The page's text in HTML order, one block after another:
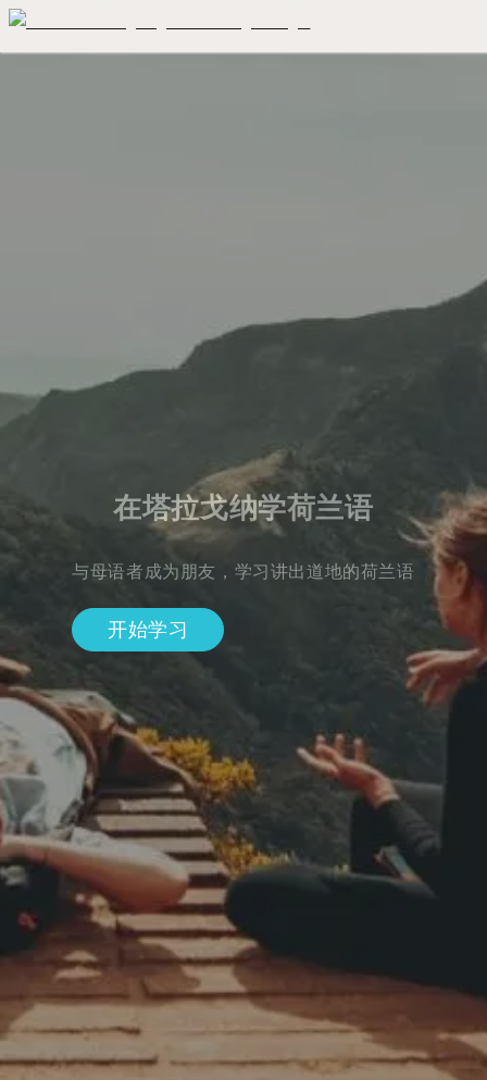
在塔拉戈纳学荷兰语
与母语者成为朋友，学习讲出道地的荷兰语
开始学习